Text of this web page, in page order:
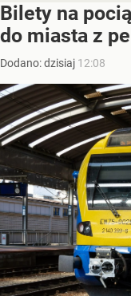
Bilety na
do miasta z
Dodano:dzisiaj 12:08